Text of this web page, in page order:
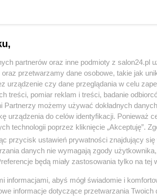
domem Kaczyńskiego
rozwiązania
może zaskoczyć
roku?
partnerów oraz inne podmioty z salon24.pl
przetwarzamy dane osobowe, takie jak
urządzenie czy dane przeglądania w celu
treści, pomiar reklam i treści, badanie
Partnerzy możemy używać dokładnych
urządzenia do celów identyfikacji. Ponieważ
technologii poprzez kliknięcie „Akceptuję”.
przycisk ustawień prywatności znajdujący
danych nie wymagają zgody
będą miały zastosowania tylko na tej
informacjami, abyś mógł świadomie i
informacje dotyczące przetwarzania